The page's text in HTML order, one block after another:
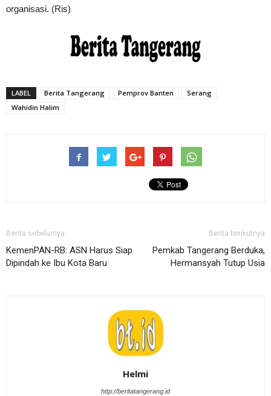
organisasi. (Ris)
LABEL Berita Tangerang Pemprov Banten
Serang
Wahidin Halim
Berita sebelumya
KemenPAN-RB: ASN Harus Siap
Dipindah ke Ibu Kota Baru
Berita berikutnya
Pemkab Tangerang Berduka,
Hermansyah Tutup Usia
Helmi
http://beritatangerang.id